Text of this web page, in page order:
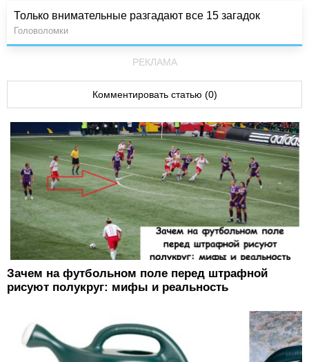
Только внимательные разгадают все 15 загадок
Головоломки
РЕКЛАМА
Комментировать статью (0)
Зачем на футбольном поле перед штрафной
рисуют полукруг: мифы и реальность